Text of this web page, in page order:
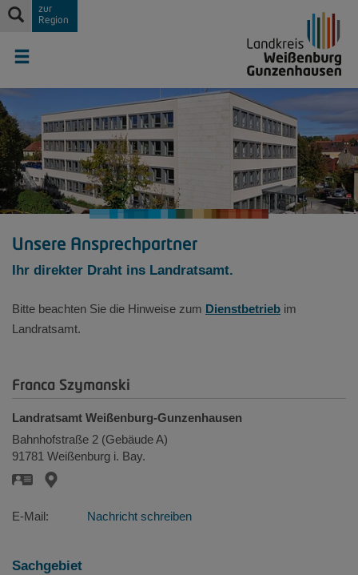
zur
Region
Unsere Ansprechpartner
Ihr direkter Draht ins Landratsamt.
Bitte beachten Sie die Hinweise zum Dienstbetrieb im
Landratsamt.
Franca Szymanski
Landratsamt Weißenburg-Gunzenhausen
Bahnhofstraße 2 (Gebäude A)
91781 Weißenburg i. Bay.
E-Mail: Nachricht schreiben
Sachgebiet